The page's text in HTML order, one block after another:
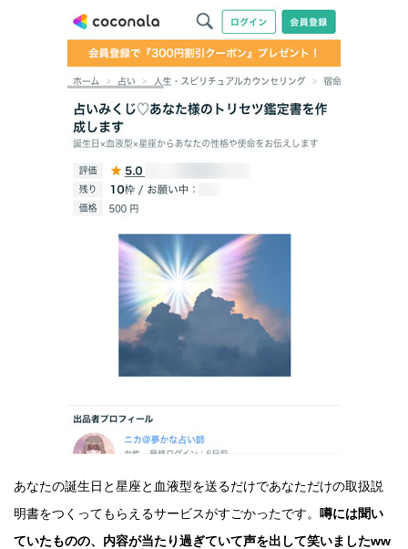
あなたの誕生日と星座と血液型を送るだけであなただけの取扱説
明書をつくってもらえるサービスがすごかったです。 噂には聞い
ていたものの、内容が当たり過ぎていて声を出して笑いましたww